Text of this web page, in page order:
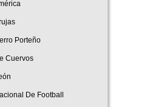
Porteño
Cuervos
De Football